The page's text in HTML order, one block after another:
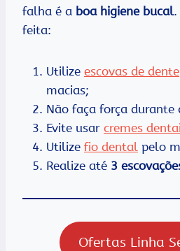
falha é a boa higiene bucal.
feita:
Utilize escovas de dente
macias;
Não faça força durante
Evite usar cremes
Utilize fio dental pelo
Realize até 3
Ofertas Linha